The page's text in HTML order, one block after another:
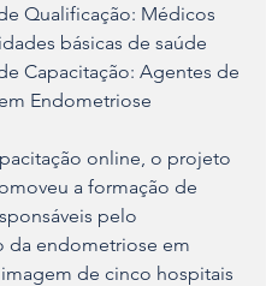
Qualificação: Médicos
básicas de saúde
Capacitação: Agentes de
Endometriose
online, o projeto
a formação de
pelo
da endometriose em
de cinco hospitais